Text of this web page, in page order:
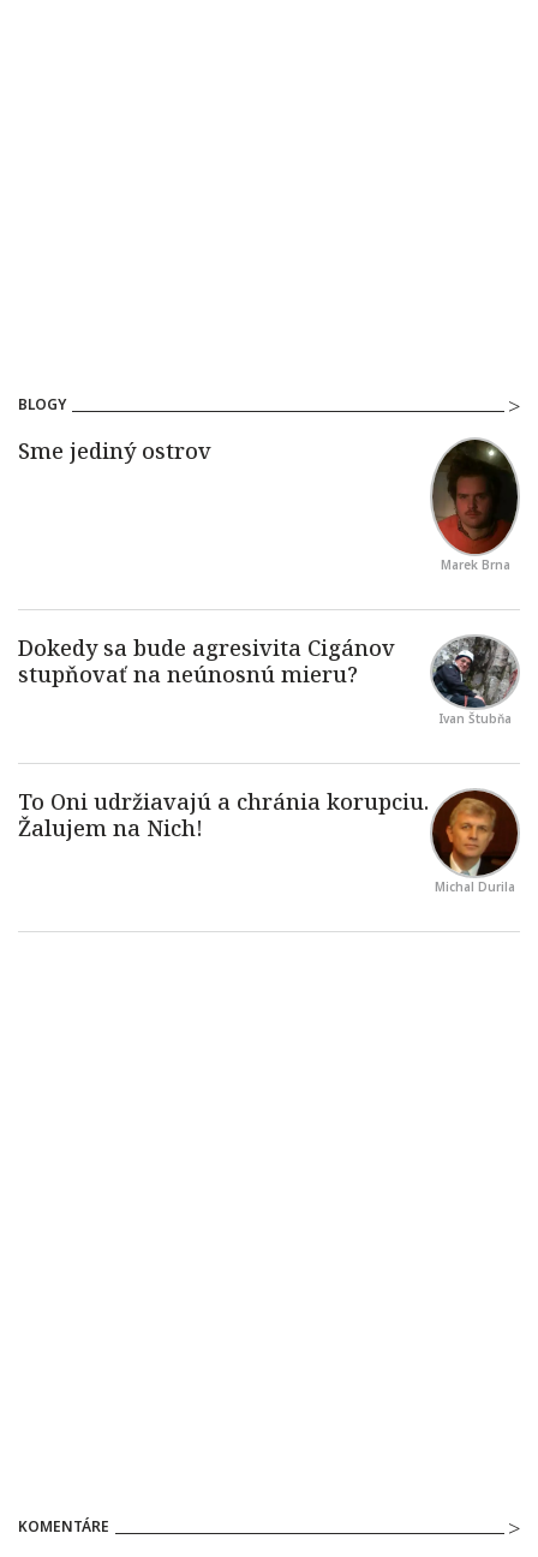
BLOGY
Marek Brna
Ivan Štubňa
Michal Durila
KOMENTÁRE